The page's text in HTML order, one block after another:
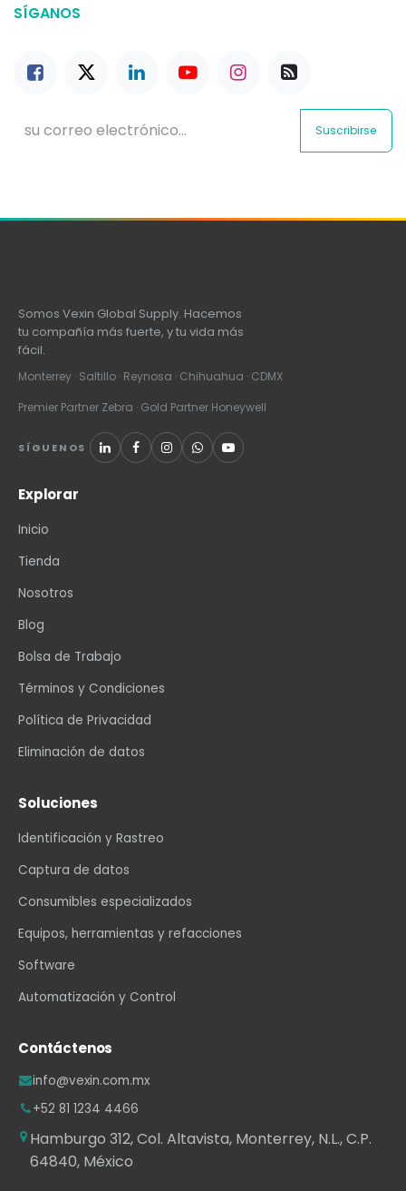
SÍGANOS
Suscribirse
Somos Vexin Global Supply. Hacemos
tu compañía más fuerte, y tu vida más
fácil.
Monterrey · Saltillo · Reynosa · Chihuahua · CDMX
Premier Partner Zebra · Gold Partner Honeywell
SÍGUENOS
Explorar
Inicio
Tienda
Nosotros
Blog
Bolsa de Trabajo
Términos y Condiciones
Política de Privacidad
Eliminación de datos
Soluciones
Identificación y Rastreo
Captura de datos
Consumibles especializados
Equipos, herramientas y refacciones
Software
Automatización y Control
Contáctenos
info@vexin.com.mx
+52 81 1234 4466
Hamburgo 312, Col. Altavista, Monterrey, N.L., C.P.
64840, México